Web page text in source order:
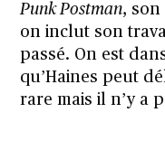
Punk Postman, son
on inclut son
passé. On est
qu’Haines peut
rare mais il n’y a